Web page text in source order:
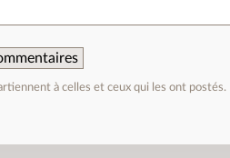
à celles et ceux qui les ont postés.